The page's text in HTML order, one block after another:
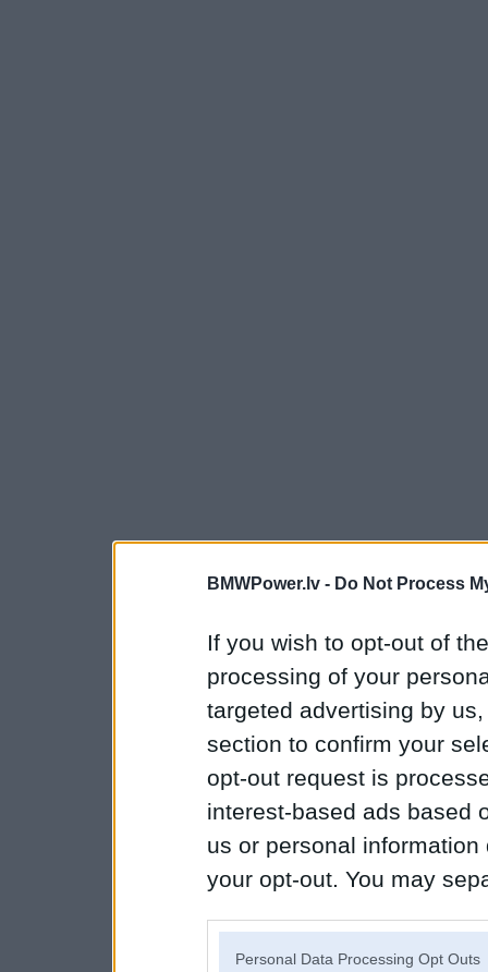
BMWPower.lv - Do Not Process
If you wish to opt-out of
processing of your
targeted advertising by
section to confirm your
opt-out request is
interest-based ads based
us or personal
your opt-out. You may
Personal Data Processing Opt Outs